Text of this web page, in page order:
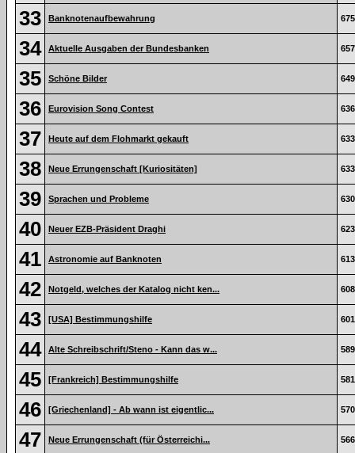
33 Banknotenaufbewahrung 675
34 Aktuelle Ausgaben der Bundesbanken 657
35 Schöne Bilder 649
36 Eurovision Song Contest 636
37 Heute auf dem Flohmarkt gekauft 633
38 Neue Errungenschaft [Kuriositäten] 633
39 Sprachen und Probleme 630
40 Neuer EZB-Präsident Draghi 623
41 Astronomie auf Banknoten 613
42 Notgeld, welches der Katalog nicht ken... 608
43 [USA] Bestimmungshilfe 601
44 Alte Schreibschrift/Steno - Kann das w... 589
45 [Frankreich] Bestimmungshilfe 581
46 [Griechenland] - Ab wann ist eigentlic... 570
47 Neue Errungenschaft (für Österreichi... 566